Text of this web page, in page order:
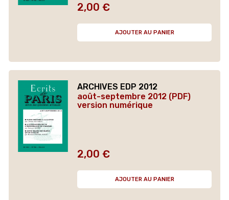
Prix
2,00 €
AJOUTER AU PANIER
ARCHIVES EDP 2012
août-septembre 2012 (PDF)
version numérique
Prix
2,00 €
AJOUTER AU PANIER